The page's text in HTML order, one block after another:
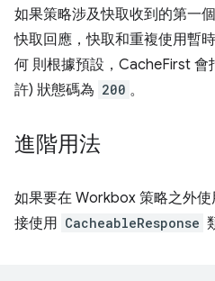
如果策略涉及快取收到的第一
快取回應，快取和重複使用暫
何 則根據預設，CacheFirst 會
許) 狀態碼為 200 。
進階用法
如果要在 Workbox 策略之外
接使用 CacheableResponse